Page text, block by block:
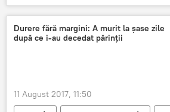
Chișinău
Durere fără margini: A murit la șase zile
după ce i-au decedat părinții
11 August 2017, 11:50